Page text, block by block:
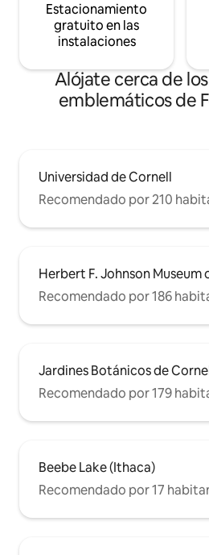
Estacionamiento
gratuito en las
instalaciones
Alójate cerca de
emblemáticos de
Universidad de Cornell
Recomendado por 210
Herbert F. Johnson Museum
Recomendado por 186
Jardines Botánicos de
Recomendado por 179
Beebe Lake (Ithaca)
Recomendado por 17